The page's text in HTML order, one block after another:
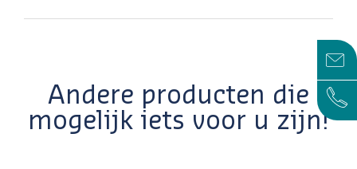
Andere producten die
mogelijk iets voor u zijn!